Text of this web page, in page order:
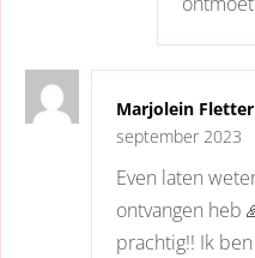
Marjolein
september 2023
Even laten
ontvangen heb
prachtig!! Ik